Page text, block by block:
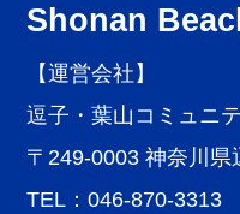
Shonan
【運営会社】
逗子・葉山コミュニ
〒249-0003 神奈川県
TEL：046-870-3313